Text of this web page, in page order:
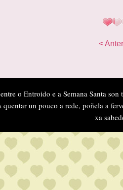
<
o Entroido e a Semana Santa
un pouco a rede, poñela a
xa